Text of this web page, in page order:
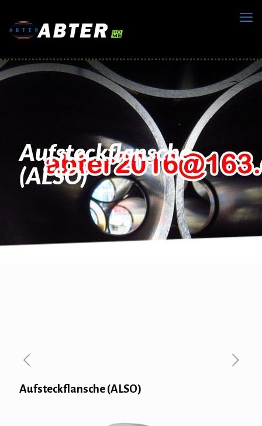
Aufsteckflansche
(ALSO)
Aufsteckflansche (ALSO)